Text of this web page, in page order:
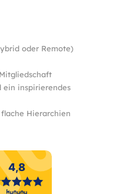
oder Remote)
ein inspirierendes
Hierarchien